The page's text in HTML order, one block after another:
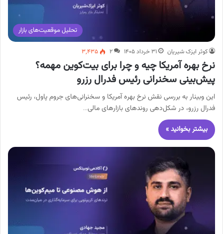
تحلیل موقعیت‌های بازار
کوثر ایزک شیریان ۳۱ خرداد ۱۴۰۵ ۲ ۳,۴۳۵
نرخ بهره آمریکا چیه و چرا برای بیت‌کوین مهمه؟
پیش‌بینی سخنرانی رئیس فدرال رزرو
این وبینار به بررسی نقش نرخ بهره آمریکا و سخنرانی‌های جروم پاول، رئیس
فدرال رزرو، در شکل‌دهی روندهای بازارهای مالی…
بیشتر بخوانید »